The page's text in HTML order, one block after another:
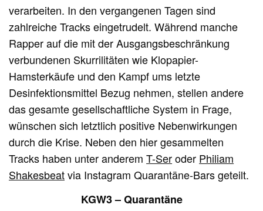
verarbeiten. In den vergangenen Tagen sind
zahlreiche Tracks eingetrudelt. Während manche
Rapper auf die mit der Ausgangsbeschränkung
verbundenen Skurrilitäten wie Klopapier-
Hamsterkäufe und den Kampf ums letzte
Desinfektionsmittel Bezug nehmen, stellen andere
das gesamte gesellschaftliche System in Frage,
wünschen sich letztlich positive Nebenwirkungen
durch die Krise. Neben den hier gesammelten
Tracks haben unter anderemT-Seroder Philiam
Shakesbeatvia Instagram Quarantäne-Bars geteilt.
KGW3 – Quarantäne